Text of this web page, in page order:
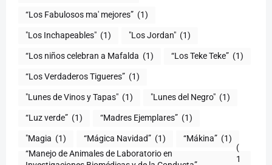
“Los Fabulosos ma' mejores” (1)
"Los Inchapeables" (1) "Los Jordan" (1)
“Los niños celebran a Mafalda (1) “Los Teke Teke” (1)
“Los Verdaderos Tigueres” (1)
"Lunes de Vinos y Tapas" (1) "Lunes del Negro" (1)
“Luz verde” (1) “Madres Ejemplares” (1)
"Magia (1) “Mágica Navidad” (1) “Mákina” (1)
“Manejo de Animales de Laboratorio en
(
1